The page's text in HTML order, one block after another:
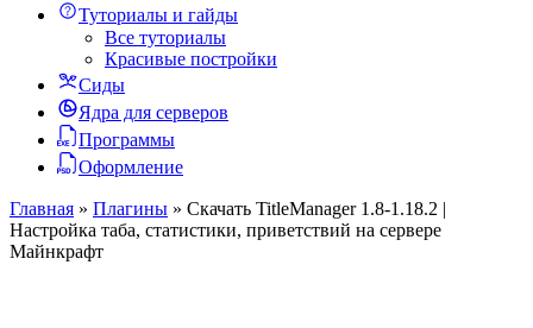
Туториалы и гайды
Все туториалы
Красивые постройки
Сиды
Ядра для серверов
Программы
Оформление
Главная » Плагины » Скачать TitleManager 1.8-1.18.2 |
Настройка таба, статистики, приветствий на сервере
Майнкрафт